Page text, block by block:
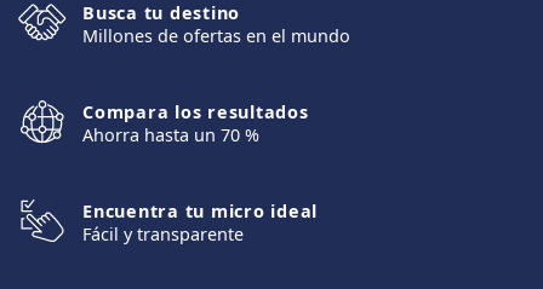
Busca tu destino
Millones de ofertas en el mundo
Compara los resultados
Ahorra hasta un 70 %
Encuentra tu micro ideal
Fácil y transparente